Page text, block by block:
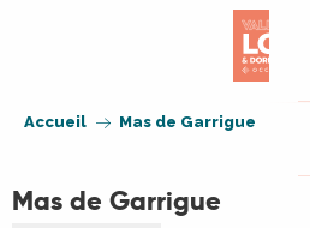
Accueil Mas de Garrigue
Mas de Garrigue